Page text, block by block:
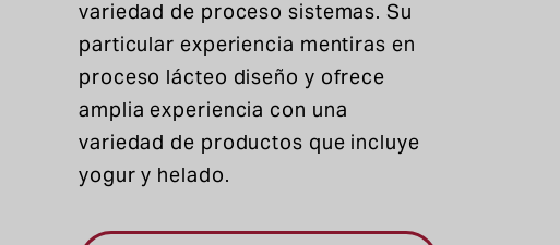
variedad de proceso sistemas. Su
particular experiencia mentiras en
proceso lácteo diseño y ofrece
amplia experiencia con una
variedad de productos que incluye
yogur y helado.